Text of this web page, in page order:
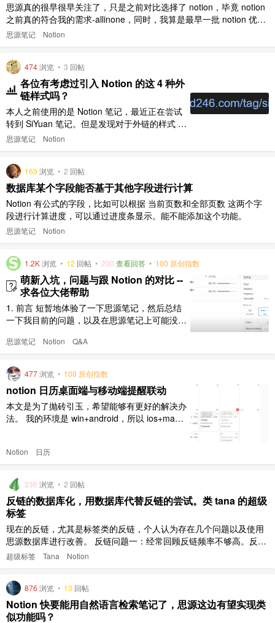
思源真的很早很早关注了，只是之前对比选择了 notion，毕竟 notion
之前真的符合我的需求-allinone，同时，我算是最早一批 notion 优惠
玩家了 然而最近 notion 不知道是不是错觉，好 TM 卡啊，还是不是
思源笔记 Notion
474浏览 • 3 回帖
各位有考虑过引入 Notion 的这 4 种外
链样式吗？
本人之前使用的是 Notion 笔记，最近正在尝试
转到 SiYuan 笔记。但是发现对于外链的样式 Si
Yuan 只有一种 [图片] 而 Notion 中能够提供更
的 URL 样式： [图片] 这是书签样式： [图片] ..
思源笔记 Notion
169 浏览 • 2 回帖
数据库某个字段能否基于其他字段进行计算
Notion 有公式的字段，比如可以根据 当前页数和全部页数 这两个字
段进行计算进度，可以通过进度条显示。能不能添加这个功能。
思源笔记 Notion
1.2K浏览 • 12 回帖 • 200 查看回答 • 100 原创指数
萌新入坑，问题与跟 Notion 的对比 --
求各位大佬帮助
1. 前言 短暂地体验了一下思源笔记，然后总结
一下我目前的问题，以及在思源笔记上可能没有
间，在第一次探索类似的线上笔记的时候做了很
Notion，以及 Obsidian 之类的软件上。在略粗
思源笔记 Notion Q&A
477浏览 • 100 原创指数
notion 日历桌面端与移动端提醒联动
本文是为了抛砖引玉，希望能够有更好的解决办
法。 我的环境是 win+android，所以 ios+mac
话，还有诸多的问题，所以我对日历的需求不仅
通过 ics 或者别的同步方式（安卓使用 d ..
Notion 日历
236 浏览 • 2 回帖
反链的数据库化，用数据库代替反链的尝试。类 tana 的超级
标签
现在的反链，尤其是标签类的反链，个人认为存在几个问题以及使用
思源数据库进行改善。 反链问题一：经常回顾反链频率不够高。反链
的作用是知识的链接，所以最重要的是回顾过去的反链，看看跟刚刚
的块通过菜单“添 ..
超级标签 Tana Notion
876 浏览 • 13 回帖
Notion 快要能用自然语言检索笔记了，思源这边有望实现类
似功能吗？